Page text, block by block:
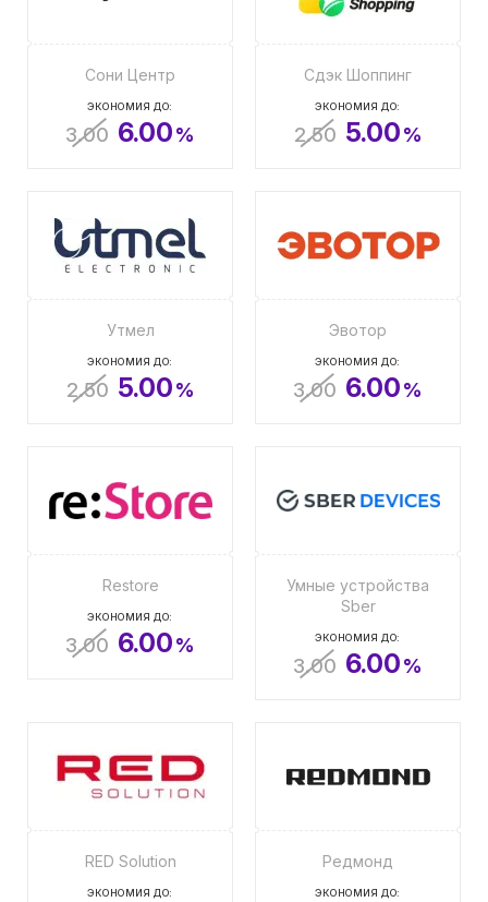
Сони Центр
ЭКОНОМИЯ ДО:
3.00 6.00%
Сдэк Шоппинг
ЭКОНОМИЯ ДО:
2.50 5.00%
Утмел
ЭКОНОМИЯ ДО:
2.50 5.00%
Эвотор
ЭКОНОМИЯ ДО:
3.00 6.00%
Restore
ЭКОНОМИЯ ДО:
3.00 6.00%
Умные устройства
Sber
ЭКОНОМИЯ ДО:
3.00 6.00%
RED Solution
ЭКОНОМИЯ ДО:
Редмонд
ЭКОНОМИЯ ДО: